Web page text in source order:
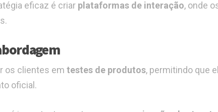
eficaz é criar plataformas de interação, onde
os clientes em testes de produtos, permitindo que
oficial.